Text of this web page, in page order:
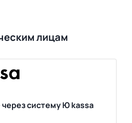
лицам
систему Ю kassa